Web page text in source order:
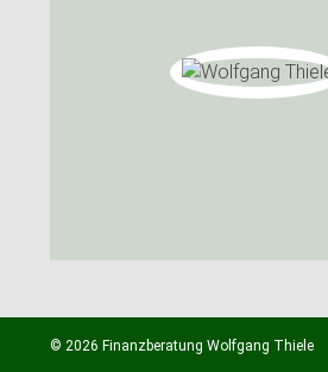
© 2026 Finanzberatung Wolfgang Thiele